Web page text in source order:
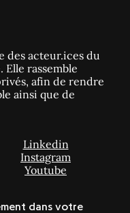
des acteur.ices du
rassemble
afin de rendre
ainsi que de
Linkedin
Instagram
Youtube
dans votre